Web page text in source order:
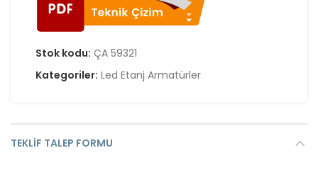
Stok kodu: ÇA 59321
Kategoriler: Led Etanj Armatürler
TEKLIF TALEP FORMU